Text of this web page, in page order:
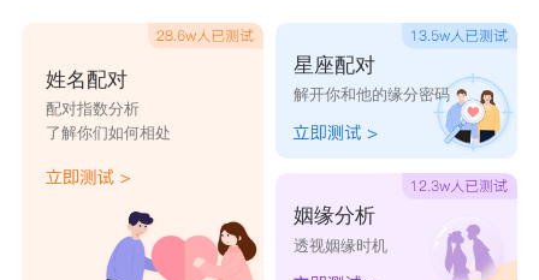
姓名配对
配对指数分析
了解你们如何相处
星座配对
解开你和他的缘分密码
姻缘分析
透视姻缘时机